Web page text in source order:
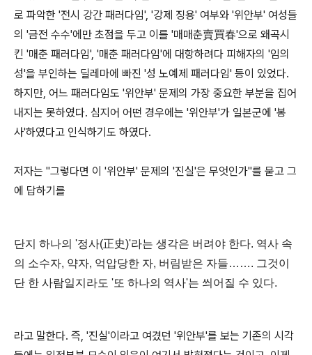
로 파악한 '전시 강간 패러다임', '강제 징용' 여부와 '위안부' 여성들
의 '금전 수수'에만 초점을 두고 이를 '매매춘賣買春'으로 왜곡시
킨 '매춘 패러다임', '매춘 패러다임'에 대항하려다 피해자의 '임의
성'을 부인하는 딜레마에 빠진 '성 노예제 패러다임' 등이 있었다.
하지만, 어느 패러다임도 '위안부' 문제의 가장 중요한 부분을 집어
내지는 못하였다. 심지어 어떤 경우에는 '위안부'가 일본군에 '봉
사'하였다고 인식하기도 하였다.
저자는 "그렇다면 이 '위안부' 문제의 '진실'은 무엇인가"를 묻고 그
에 답하기를
단지 하나의 '정사(正史)'라는 생각은 버려야 한다. 역사 속
의 소수자, 약자, 억압당한 자, 버림받은 자들……. 그것이
단 한 사람일지라도 '또 하나의 역사'는 씌어질 수 있다.
라고 말한다. 즉, '진실'이라고 여겼던 '위안부'를 보는 기존의 시각